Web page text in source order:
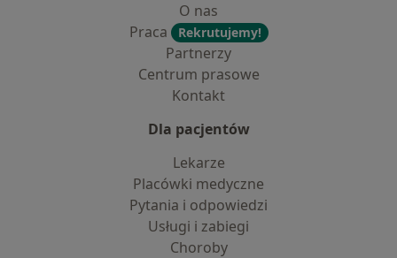
O nas
Praca
Rekrutujemy!
Partnerzy
Centrum prasowe
Kontakt
Dla pacjentów
Lekarze
Placówki medyczne
Pytania i odpowiedzi
Usługi i zabiegi
Choroby